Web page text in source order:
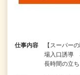
仕事内容
【スーパー
場入口誘導
長時間の立